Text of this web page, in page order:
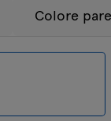
Colore